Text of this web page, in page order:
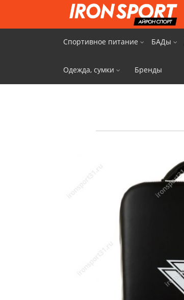
Спортивное питание БАДы
Одежда, сумки Бренды